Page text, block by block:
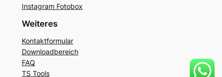
Instagram Fotobox
Weiteres
Kontaktformular
Downloadbereich
FAQ
TS Tools